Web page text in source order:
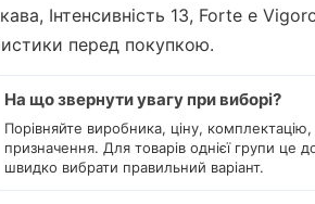
Інтенсивність 13, Forte e
перед покупкою.
На що звернути увагу при виборі?
Порівняйте виробника, ціну,
призначення. Для товарів однієї групи це
швидко вибрати правильний варіант.